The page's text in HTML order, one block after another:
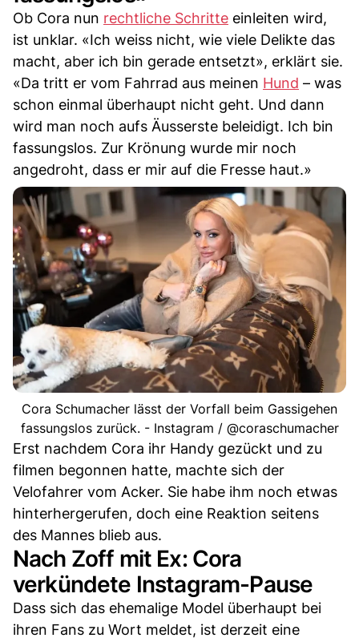
Ob Cora nun rechtliche Schritte einleiten wird,
ist unklar. «Ich weiss nicht, wie viele Delikte das
macht, aber ich bin gerade entsetzt», erklärt sie.
«Da tritt er vom Fahrrad aus meinen Hund – was
schon einmal überhaupt nicht geht. Und dann
wird man noch aufs Äusserste beleidigt. Ich bin
fassungslos. Zur Krönung wurde mir noch
angedroht, dass er mir auf die Fresse haut.»
Cora Schumacher lässt der Vorfall beim Gassigehen
fassungslos zurück. - Instagram / @coraschumacher
Erst nachdem Cora ihr Handy gezückt und zu
filmen begonnen hatte, machte sich der
Velofahrer vom Acker. Sie habe ihm noch etwas
hinterhergerufen, doch eine Reaktion seitens
des Mannes blieb aus.
Nach Zoff mit Ex: Cora
verkündete Instagram-Pause
Dass sich das ehemalige Model überhaupt bei
ihren Fans zu Wort meldet, ist derzeit eine